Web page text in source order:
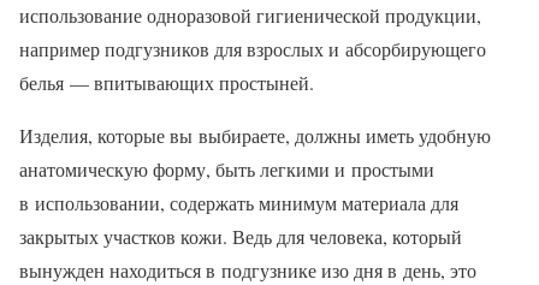
использование одноразовой гигиенической продукции,
например подгузников для взрослых и абсорбирующего
белья — впитывающих простыней.
Изделия, которые вы выбираете, должны иметь удобную
анатомическую форму, быть легкими и простыми
в использовании, содержать минимум материала для
закрытых участков кожи. Ведь для человека, который
вынужден находиться в подгузнике изо дня в день, это